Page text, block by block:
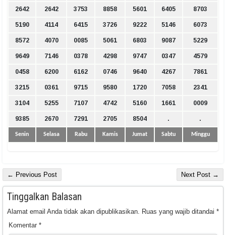
2642 2642 3753 8858 5601 6405 8703
5190 4114 6415 3726 9222 5146 6073
8572 4070 0085 5061 6803 9087 5229
9649 7146 0378 4298 9747 0347 4579
0458 6200 6162 0746 9640 4267 7861
3215 0361 9715 9580 1720 7058 2341
3104 5255 7107 4742 5160 1661 0009
9385 2670 7291 2705 8504 . .
Senin Selasa Rabu Kamis Jumat Sabtu Minggu
← Previous Post Next Post →
Tinggalkan Balasan
Alamat email Anda tidak akan dipublikasikan. Ruas yang wajib ditandai *
Komentar *